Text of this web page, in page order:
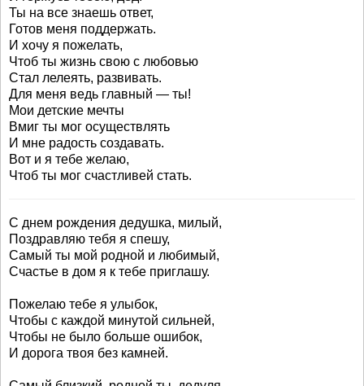
Ты на все знаешь ответ,
Готов меня поддержать.
И хочу я пожелать,
Чтоб ты жизнь свою с любовью
Стал лелеять, развивать.
Для меня ведь главный — ты!
Мои детские мечты
Вмиг ты мог осуществлять
И мне радость создавать.
Вот и я тебе желаю,
Чтоб ты мог счастливей стать.
С днем рождения дедушка, милый,
Поздравляю тебя я спешу,
Самый ты мой родной и любимый,
Счастье в дом я к тебе приглашу.
Пожелаю тебе я улыбок,
Чтобы с каждой минутой сильней,
Чтобы не было больше ошибок,
И дорога твоя без камней.